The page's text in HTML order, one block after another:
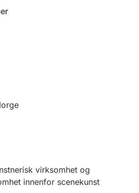
virksomhet og
innenfor scenekunst